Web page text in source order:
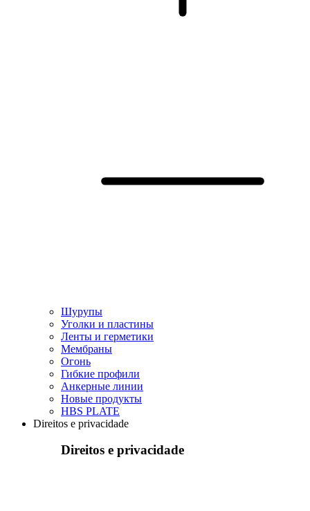
Шурупы
Уголки и пластины
Ленты и герметики
Мембраны
Огонь
Гибкие профили
Анкерные линии
Hовые продукты
HBS PLATE
Direitos e privacidade
Direitos e privacidade